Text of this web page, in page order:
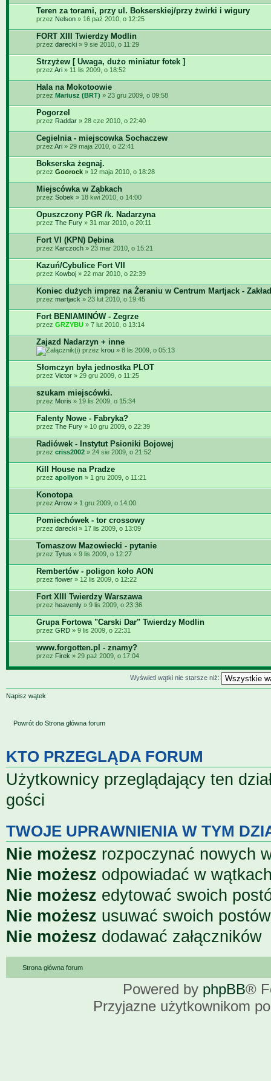
Teren za torami, przy ul. Bokserskiej/przy żwirki i wigury
przez Nelson » 16 paź 2010, o 12:25
FORT XIII Twierdzy Modlin
przez darecki » 9 sie 2010, o 11:29
Strzyżew [ Uwaga, dużo miniatur fotek ]
przez Ari » 11 lis 2009, o 18:52
Hala na Mokotoowie
przez Mariusz (BRT) » 23 gru 2009, o 09:58
Pogorzel
przez Raddar » 28 cze 2010, o 22:40
Cegielnia - miejscowka Sochaczew
przez Ari » 29 maja 2010, o 22:41
Bokserska żegnaj.
przez Goorock » 12 maja 2010, o 18:28
Miejscówka w Ząbkach
przez Sobek » 18 kwi 2010, o 14:00
Opuszczony PGR /k. Nadarzyna
przez The Fury » 31 mar 2010, o 20:11
Fort VI (KPN) Dębina
przez Karczoch » 23 mar 2010, o 15:21
Kazuń/Cybulice Fort VII
przez Kowboj » 22 mar 2010, o 22:39
Koniec dużych imprez na Żeraniu w Centrum Martjack -
przez martjack » 23 lut 2010, o 19:45
Fort BENIAMINÓW - Zegrze
przez GRZYBU » 7 lut 2010, o 13:14
Zajazd Nadarzyn + inne
przez krou » 8 lis 2009, o 05:13
Słomczyn była jednostka PLOT
przez Victor » 29 gru 2009, o 11:25
szukam miejscówki.
przez Moris » 19 lis 2009, o 15:34
Falenty Nowe - Fabryka?
przez The Fury » 10 gru 2009, o 22:39
Radiówek - Instytut Psioniki Bojowej
przez criss2002 » 24 sie 2009, o 21:52
Kill House na Pradze
przez apollyon » 1 gru 2009, o 11:21
Konotopa
przez Arrow » 1 gru 2009, o 14:00
Pomiechówek - tor crossowy
przez darecki » 17 lis 2009, o 13:09
Tomaszow Mazowiecki - pytanie
przez Tytus » 9 lis 2009, o 12:27
Rembertów - poligon koło AON
przez flower » 12 lis 2009, o 12:22
Fort XIII Twierdzy Warszawa
przez heavenly » 9 lis 2009, o 23:36
Grupa Fortowa "Carski Dar" Twierdzy Modlin
przez GRD » 9 lis 2009, o 22:31
www.forgotten.pl - znamy?
przez Firek » 29 paź 2009, o 17:04
Wyświetl wątki nie starsze niż:
Napisz wątek
Powrót do Strona główna forum
KTO PRZEGLĄDA FORUM
Użytkownicy przeglądający ten
gości
TWOJE UPRAWNIENIA W TYM
Nie możesz rozpoczynać nowych
Nie możesz odpowiadać w
Nie możesz edytować swoich
Nie możesz usuwać swoich postów
Nie możesz dodawać załączników
Strona główna forum
Powered by phpBB®
Przyjazne użytkownikom